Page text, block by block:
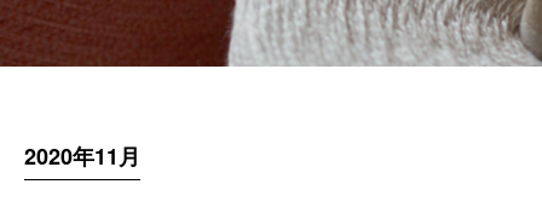
2020年11月